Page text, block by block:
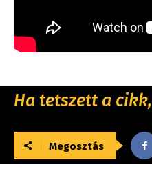
Ha tetszett a
Megosztás